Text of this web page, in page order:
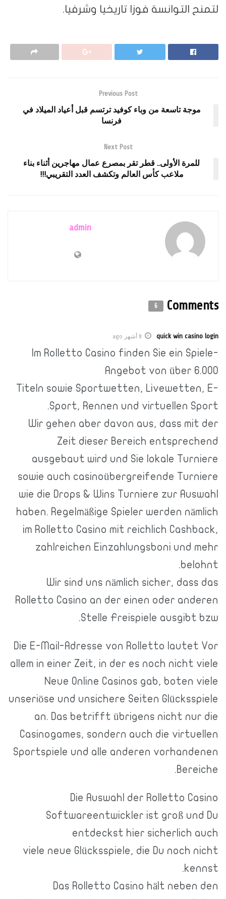
لتمنح التوانسة فوزا تاريخيا وشرفيا.
Previous Post
موجة تاسعة من وباء كوفيد ترتسم قبل أعياد الميلاد في
فرنسا
Next Post
للمرة الأولى.. قطر تقر بمصرع عمال مهاجرين أثناء بناء
ملاعب كأس العالم وتكشف العدد التقريبي!!!
admin
Comments
quick win casino login 8 أشهر ago
Im Rolletto Casino finden Sie ein Spiele-
Angebot von über 6.000
Titeln sowie Sportwetten, Livewetten, E-
Sport, Rennen und virtuellen Sport.
Wir gehen aber davon aus, dass mit der
Zeit dieser Bereich entsprechend
ausgebaut wird und Sie lokale Turniere
sowie auch casinoübergreifende Turniere
wie die Drops & Wins Turniere zur Auswahl
haben. Regelmäßige Spieler werden nämlich
im Rolletto Casino mit reichlich Cashback,
zahlreichen Einzahlungsboni und mehr
belohnt.
Wir sind uns nämlich sicher, dass das
Rolletto Casino an der einen oder anderen
Stelle Freispiele ausgibt bzw.
Die E-Mail-Adresse von Rolletto lautet Vor
allem in einer Zeit, in der es noch nicht viele
Neue Online Casinos gab, boten viele
unseriöse und unsichere Seiten Glücksspiele
an. Das betrifft übrigens nicht nur die
Casinogames, sondern auch die virtuellen
Sportspiele und alle anderen vorhandenen
Bereiche.
Die Auswahl der Rolletto Casino
Softwareentwickler ist groß und Du
entdeckst hier sicherlich auch
viele neue Glücksspiele, die Du noch nicht
kennst.
Das Rolletto Casino hält neben den